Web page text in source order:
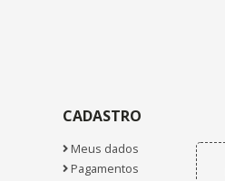
CADASTRO
Meus dados
Pagamentos